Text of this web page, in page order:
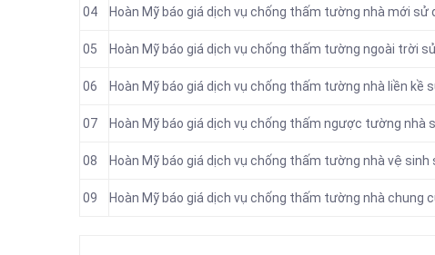
04 Hoàn Mỹ báo giá dịch vụ chống thấm tường nhà mới sử
05 Hoàn Mỹ báo giá dịch vụ chống thấm tường ngoài trời
06 Hoàn Mỹ báo giá dịch vụ chống thấm tường nhà liền kề
07 Hoàn Mỹ báo giá dịch vụ chống thấm ngược tường nhà
08 Hoàn Mỹ báo giá dịch vụ chống thấm tường nhà vệ sinh
09 Hoàn Mỹ báo giá dịch vụ chống thấm tường nhà chung